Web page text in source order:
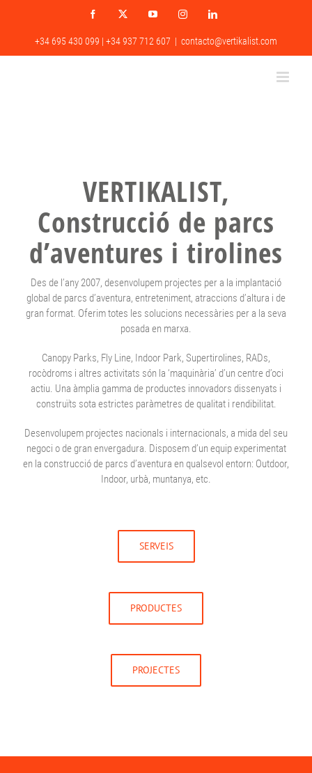
Facebook
X YouTubeInstagramLinkedIn
+34 695 430 099 | +34 937 712 607 | contacto@vertikalist.com
VERTIKALIST,
Construcció de parcs
d’aventures i tirolines
Des de l’any 2007, desenvolupem projectes per a la implantació
global de parcs d’aventura, entreteniment, atraccions d’altura i de
gran format. Oferim totes les solucions necessàries per a la seva
posada en marxa.
Canopy Parks, Fly Line, Indoor Park, Supertirolines, RADs,
rocòdroms i altres activitats són la ‘maquinària’ d’un centre d’oci
actiu. Una àmplia gamma de productes innovadors dissenyats i
construïts sota estrictes paràmetres de qualitat i rendibilitat.
Desenvolupem projectes nacionals i internacionals, a mida del seu
negoci o de gran envergadura. Disposem d’un equip experimentat
en la construcció de parcs d’aventura en qualsevol entorn: Outdoor,
Indoor, urbà, muntanya, etc.
SERVEIS
PRODUCTES
PROJECTES